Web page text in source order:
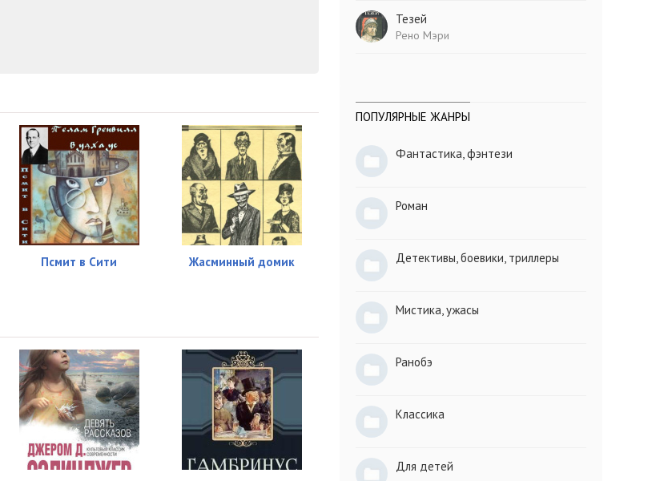
Псмит в Сити Жасминный домик
Тезей
Рено Мэри
ПОПУЛЯРНЫЕ ЖАНРЫ
Фантастика, фэнтези
Роман
Детективы, боевики, триллеры
Мистика, ужасы
Ранобэ
Классика
Для детей